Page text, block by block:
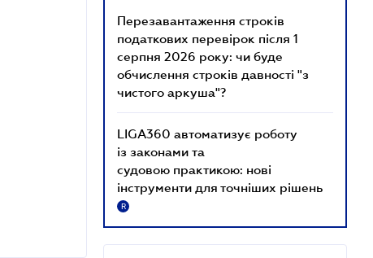
Перезавантаження строків
податкових перевірок після 1
серпня 2026 року: чи буде
обчислення строків давності "з
чистого аркуша"?
LIGA360 автоматизує роботу
із законами та
судовою практикою: нові
інструменти для точніших рішень
R